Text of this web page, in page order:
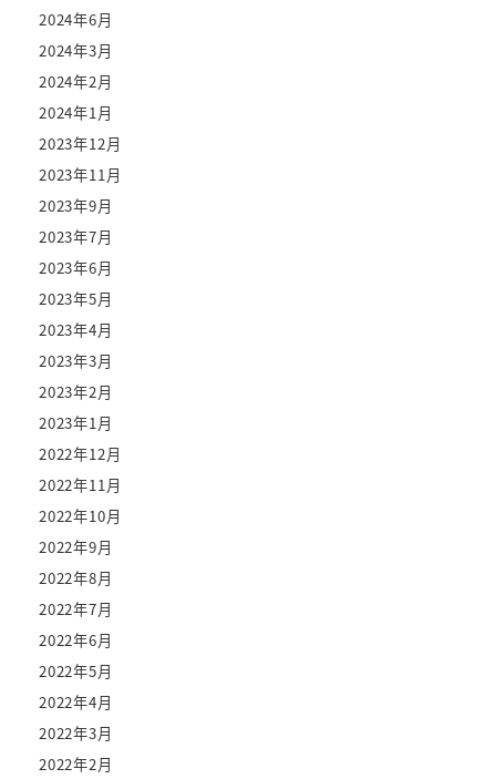
2024年6月
2024年3月
2024年2月
2024年1月
2023年12月
2023年11月
2023年9月
2023年7月
2023年6月
2023年5月
2023年4月
2023年3月
2023年2月
2023年1月
2022年12月
2022年11月
2022年10月
2022年9月
2022年8月
2022年7月
2022年6月
2022年5月
2022年4月
2022年3月
2022年2月